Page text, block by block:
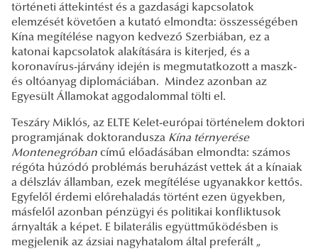
történeti áttekintést és a gazdasági kapcsolatok
elemzését követően a kutató elmondta: összességében
Kína megítélése nagyon kedvező Szerbiában, ez a
katonai kapcsolatok alakítására is kiterjed, és a
koronavírus-járvány idején is megmutatkozott a maszk-
és oltóanyag diplomáciában. Mindez azonban az
Egyesült Államokat aggodalommal tölti el.
Teszáry Miklós, az ELTE Kelet-európai történelem doktori
programjának doktorandusza Kína térnyerése
Montenegróban című előadásában elmondta: számos
régóta húzódó problémás beruházást vettek át a kínaiak
a délszláv államban, ezek megítélése ugyanakkor kettős.
Egyfelől érdemi előrehaladás történt ezen ügyekben,
másfelől azonban pénzügyi és politikai konfliktusok
árnyalták a képet. E bilaterális együttműködésben is
megjelenik az ázsiai nagyhatalom által preferált „